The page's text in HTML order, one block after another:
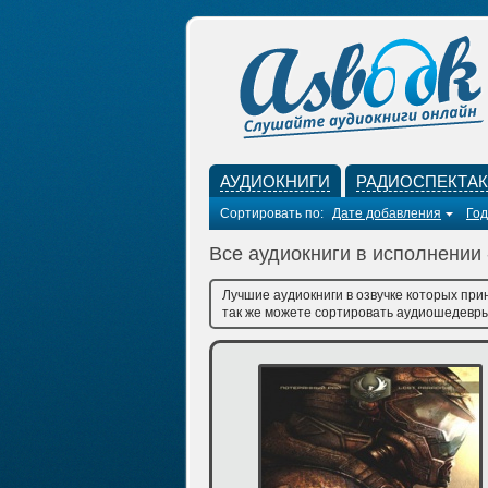
АУДИОКНИГИ
Сортировать по: Дате добавления
Все аудиокниги в
Лучшие аудиокниги в озвучке которых
так же можете сортировать